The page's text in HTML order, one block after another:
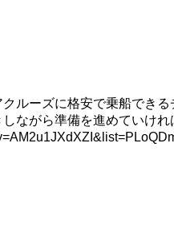
ルーズに格安で乗船でき
ながら準備を進めていけ